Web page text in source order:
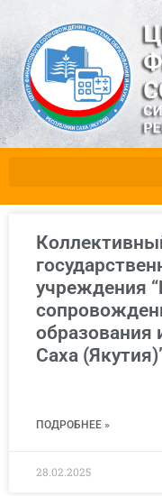
учреждения
образования
Саха
ПОДРОБНЕЕ »
28.02.2025